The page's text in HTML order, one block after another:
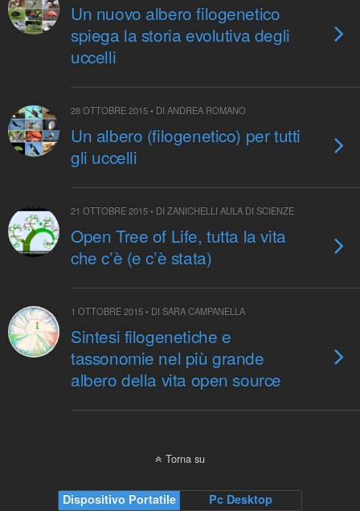
Un nuovo albero filogenetico
spiega la storia evolutiva degli
uccelli
28 OTTOBRE 2015 • DI ANDREA ROMANO
Un albero (filogenetico) per tutti
gli uccelli
21 OTTOBRE 2015 • DI ZANICHELLI AULA DI SCIENZE
Open Tree of Life, tutta la vita
che c’è (e c’è stata)
1 OTTOBRE 2015 • DI SARA CAMPANELLA
Sintesi filogenetiche e
tassonomie nel più grande
albero della vita open source
Torna su
Dispositivo Portatile Pc Desktop